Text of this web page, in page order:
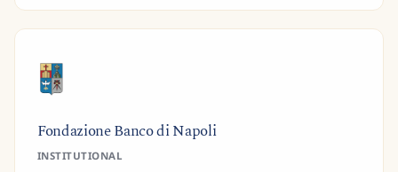
Fondazione Banco di Napoli
INSTITUTIONAL